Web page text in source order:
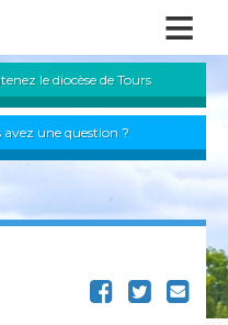
≡
le diocèse de Tours
avez une question ?